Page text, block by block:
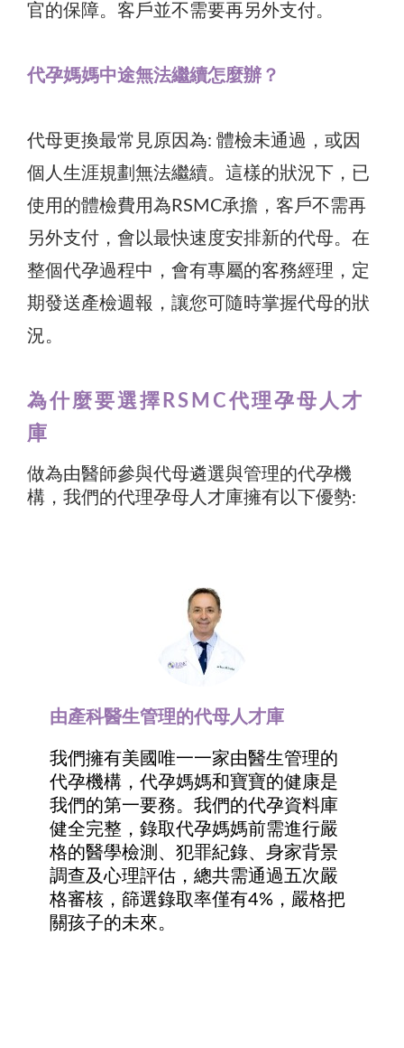
官的保障。客戶並不需要再另外支付。
代孕媽媽中途無法繼續怎麼辦？
代母更換最常見原因為: 體檢未通過，或因
個人生涯規劃無法繼續。這樣的狀況下，已
使用的體檢費用為RSMC承擔，客戶不需再
另外支付，會以最快速度安排新的代母。在
整個代孕過程中，會有專屬的客務經理，定
期發送產檢週報，讓您可隨時掌握代母的狀
況。
為什麼要選擇RSMC代理孕母人才
庫
做為由醫師參與代母遴選與管理的代孕機
構，我們的代理孕母人才庫擁有以下優勢:
由產科醫生管理的代母人才庫
我們擁有美國唯一一家由醫生管理的
代孕機構，代孕媽媽和寶寶的健康是
我們的第一要務。我們的代孕資料庫
健全完整，錄取代孕媽媽前需進行嚴
格的醫學檢測、犯罪紀錄、身家背景
調查及心理評估，總共需通過五次嚴
格審核，篩選錄取率僅有4%，嚴格把
關孩子的未來。